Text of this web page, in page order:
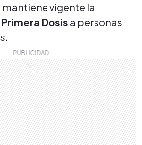
mantiene vigente la
Primera Dosis a personas